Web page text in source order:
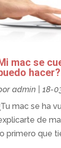
mac se
hacer?
admin |18-
mac se ha
de
primero que